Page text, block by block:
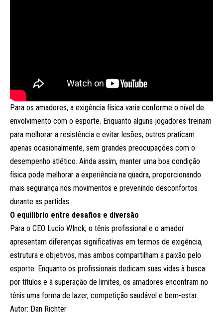
Para os amadores, a exigência física varia conforme o nível de
envolvimento com o esporte. Enquanto alguns jogadores treinam
para melhorar a resistência e evitar lesões, outros praticam
apenas ocasionalmente, sem grandes preocupações com o
desempenho atlético. Ainda assim, manter uma boa condição
física pode melhorar a experiência na quadra, proporcionando
mais segurança nos movimentos e prevenindo desconfortos
durante as partidas.
O equilíbrio entre desafios e diversão
Para o CEO Lucio WInck, o tênis profissional e o amador
apresentam diferenças significativas em termos de exigência,
estrutura e objetivos, mas ambos compartilham a paixão pelo
esporte. Enquanto os profissionais dedicam suas vidas à busca
por títulos e à superação de limites, os amadores encontram no
tênis uma forma de lazer, competição saudável e bem-estar.
Autor: Dan Richter